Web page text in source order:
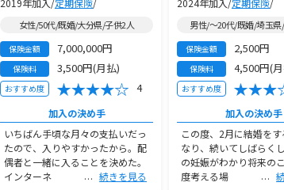
2019年加入/定期保険/
女性/50代/既婚/大分県/子供2人
保険金額 7,000,000円
保険料 3,500円(月払)
おすすめ度 4
加入の決め手
いちばん手頃な月々の支払いだっ
たので、入りやすかったから。配
偶者と一緒に入ることを決めた。
インターネ
続きを見る
2024年加入/定期保険/
男性/～20代/既婚/埼玉県
保険金額 2,500円
保険料 4,500円(
おすすめ度
加入の決め手
この度、2月に結婚をす
なり、続いてしばらく
の妊娠がわかり将来の
度考える場